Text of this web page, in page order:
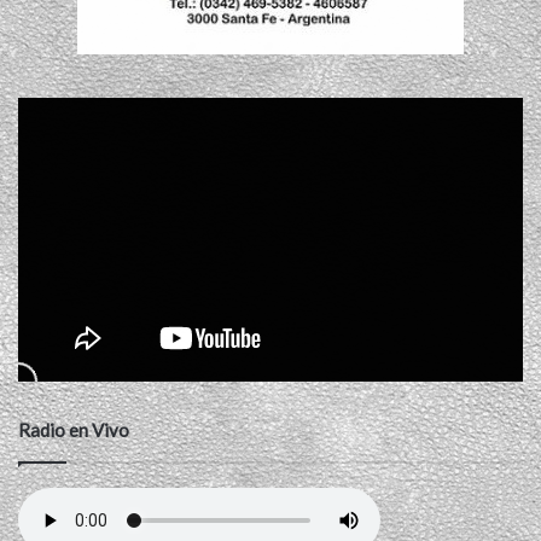
Radio en Vivo